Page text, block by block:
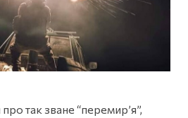
так зване “перемир’я”,